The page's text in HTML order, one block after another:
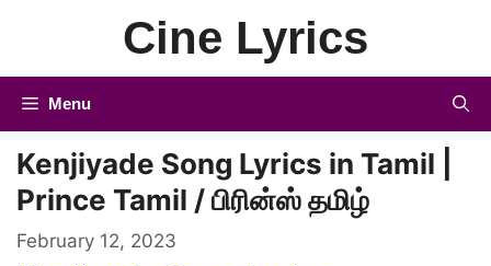
Cine Lyrics
Menu
Kenjiyade Song Lyrics in Tamil |
Prince Tamil / பிரின்ஸ் தமிழ்
February 12, 2023